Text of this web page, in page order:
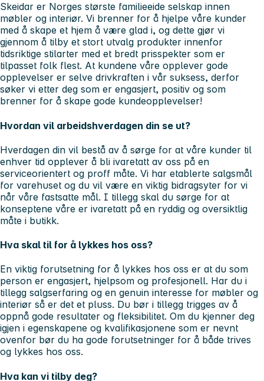
Skeidar er Norges største familieeide selskap innen
møbler og interiør. Vi brenner for å hjelpe våre kunder
med å skape et hjem å være glad i, og dette gjør vi
gjennom å tilby et stort utvalg produkter innenfor
tidsriktige stilarter med et bredt prisspekter som er
tilpasset folk flest. At kundene våre opplever gode
opplevelser er selve drivkraften i vår suksess, derfor
søker vi etter deg som er engasjert, positiv og som
brenner for å skape gode kundeopplevelser!
Hvordan vil arbeidshverdagen din se ut?
Hverdagen din vil bestå av å sørge for at våre kunder til
enhver tid opplever å bli ivaretatt av oss på en
serviceorientert og proff måte. Vi har etablerte salgsmål
for varehuset og du vil være en viktig bidragsyter for vi
når våre fastsatte mål. I tillegg skal du sørge for at
konseptene våre er ivaretatt på en ryddig og oversiktlig
måte i butikk.
Hva skal til for å lykkes hos oss?
En viktig forutsetning for å lykkes hos oss er at du som
person er engasjert, hjelpsom og profesjonell. Har du i
tillegg salgserfaring og en genuin interesse for møbler og
interiør så er det et pluss. Du bør i tillegg trigges av å
oppnå gode resultater og fleksibilitet. Om du kjenner deg
igjen i egenskapene og kvalifikasjonene som er nevnt
ovenfor bør du ha gode forutsetninger for å både trives
og lykkes hos oss.
Hva kan vi tilby deg?